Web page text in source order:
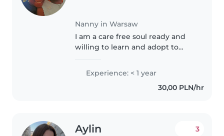
Nanny in Warsaw
I am a care free soul ready and
willing to learn and adopt to
mother of one although l have
two more children back at home
Experience: < 1 year
30,00 PLN/hr
Aylin 3